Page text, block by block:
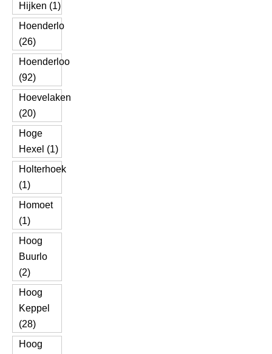
Hijken (1)
Hoenderlo
(26)
Hoenderloo
(92)
Hoevelaken
(20)
Hoge
Hexel (1)
Holterhoek
(1)
Homoet
(1)
Hoog
Buurlo
(2)
Hoog
Keppel
(28)
Hoog